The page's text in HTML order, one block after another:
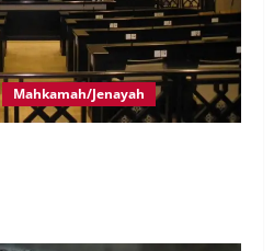
Mahkamah/Jenayah